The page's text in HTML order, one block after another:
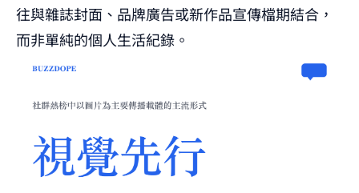
往與雜誌封面、品牌廣告或新作品宣傳檔期結合，
而非單純的個人生活紀錄。